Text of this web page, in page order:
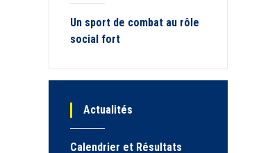
Un sport de combat au rôle
social fort
Actualités
Calendrier et Résultats